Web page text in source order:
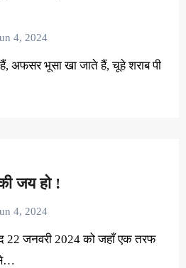
4, 2024
जय हो !
4, 2024
से…